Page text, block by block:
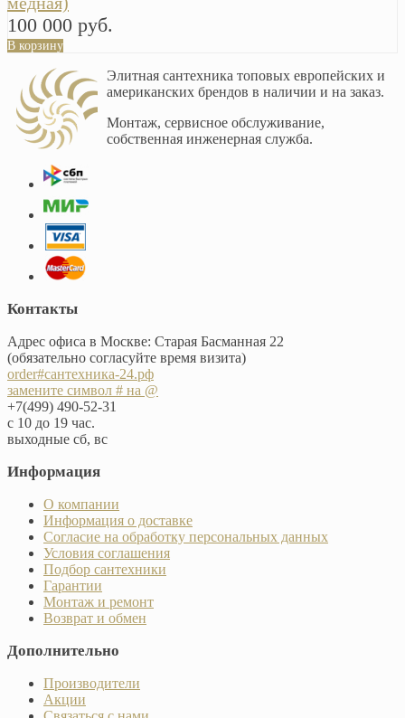
100 000 руб.
В корзину
Элитная сантехника топовых европейских и
американских брендов в наличии и на заказ.
Монтаж, сервисное обслуживание,
собственная инженерная служба.
Контакты
Адрес офиса в Москве: Старая Басманная 22
(обязательно согласуйте время визита)
order#сантехника-24.рф
замените символ # на @
+7(499) 490-52-31
с 10 до 19 час.
выходные сб, вс
Информация
О компании
Информация о доставке
Согласие на обработку персональных данных
Условия соглашения
Подбор сантехники
Гарантии
Монтаж и ремонт
Возврат и обмен
Дополнительно
Производители
Акции